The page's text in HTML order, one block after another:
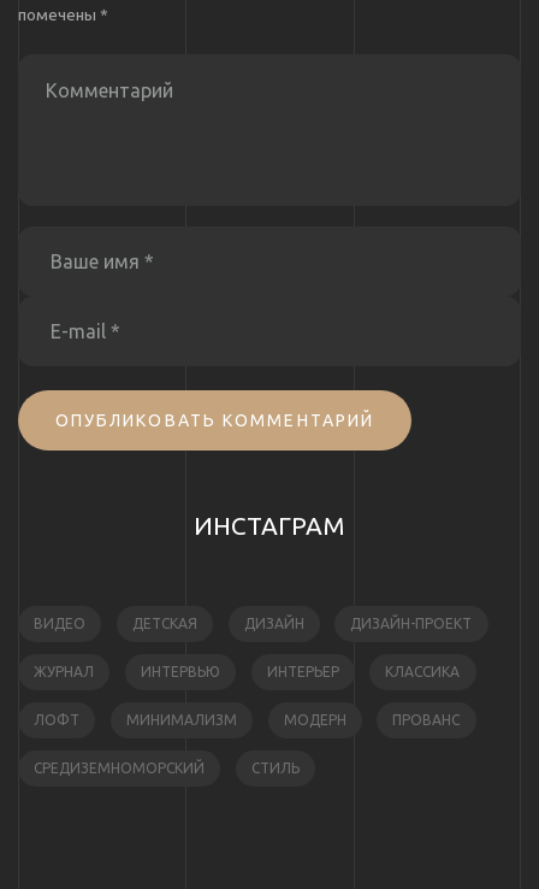
помечены *
ОПУБЛИКОВАТЬ КОММЕНТАРИЙ
ИНСТАГРАМ
ВИДЕО ДЕТСКАЯ ДИЗАЙН ДИЗАЙН-ПРОЕКТ
ЖУРНАЛ ИНТЕРВЬЮ ИНТЕРЬЕР КЛАССИКА
ЛОФТ МИНИМАЛИЗМ МОДЕРН ПРОВАНС
СРЕДИЗЕМНОМОРСКИЙ СТИЛЬ